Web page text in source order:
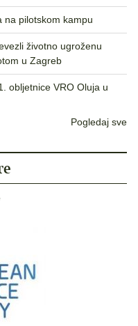
na pilotskom kampu
životno ugroženu
u Zagreb
obljetnice VRO Oluja u
Pogledaj sve